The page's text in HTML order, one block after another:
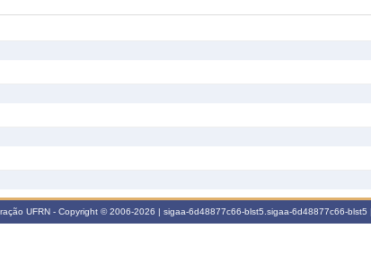
UFRN - Copyright © 2006-2026 | sigaa-6d48877c66-blst5.sigaa-6d48877c66-blst5 |